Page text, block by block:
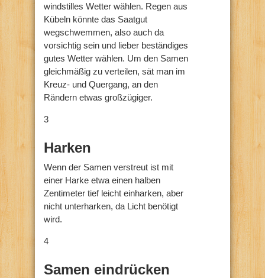
windstilles Wetter wählen. Regen aus
Kübeln könnte das Saatgut
wegschwemmen, also auch da
vorsichtig sein und lieber beständiges
gutes Wetter wählen. Um den Samen
gleichmäßig zu verteilen, sät man im
Kreuz- und Quergang, an den
Rändern etwas großzügiger.
3
Harken
Wenn der Samen verstreut ist mit
einer Harke etwa einen halben
Zentimeter tief leicht einharken, aber
nicht unterharken, da Licht benötigt
wird.
4
Samen eindrücken